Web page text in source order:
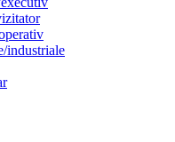
industriale